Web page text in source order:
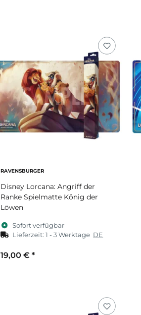
RAVENSBURGER
Disney Lorcana: Angriff der
Ranke Spielmatte König der
Löwen
Sofort verfügbar
Lieferzeit:1 - 3 Werktage DE
19,00 € *